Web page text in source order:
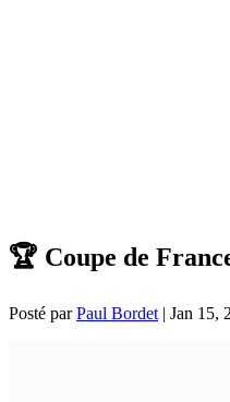
🏆 Coupe de
Posté parPaul Bordet | Jan 15,